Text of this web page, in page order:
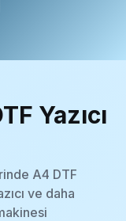
Yazıcı
A4 DTF
ve daha